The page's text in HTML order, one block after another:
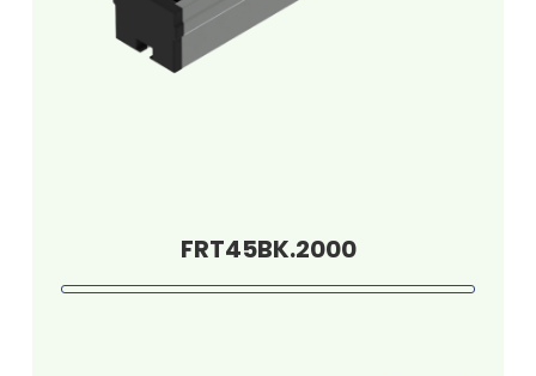
FRT45BK.2000